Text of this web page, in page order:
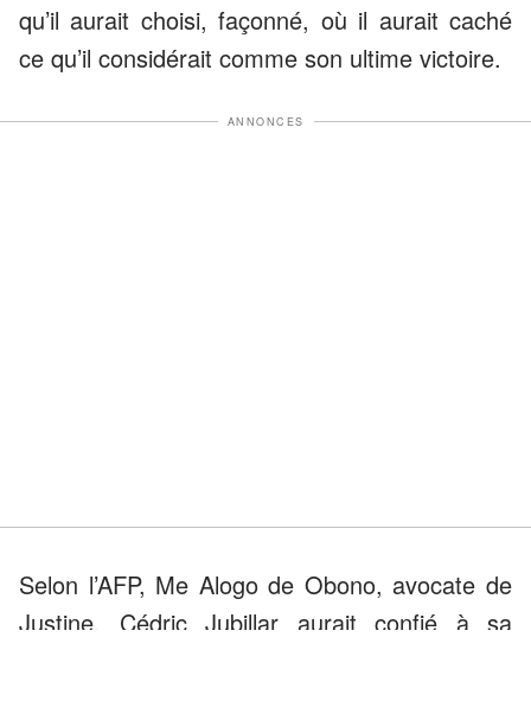
qu’il aurait choisi, façonné, où il aurait caché
ce qu’il considérait comme son ultime victoire.
ANNONCES
Selon l’AFP, Me Alogo de Obono, avocate de
Justine, Cédric Jubillar aurait confié à sa